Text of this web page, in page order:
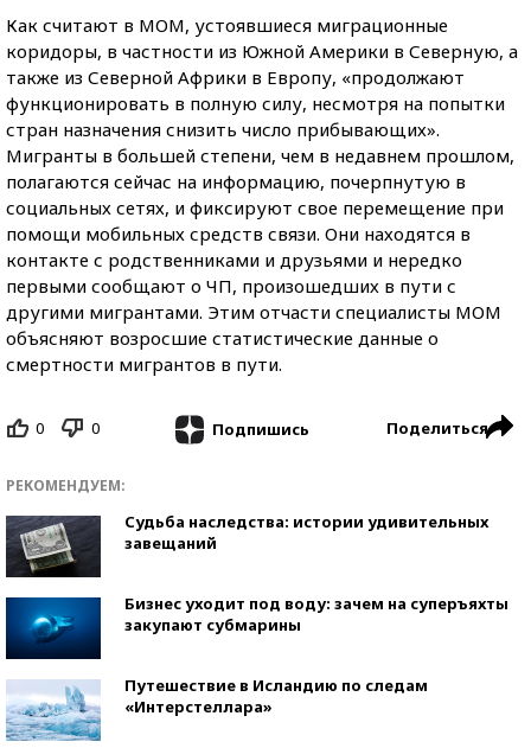
Как считают в МОМ, устоявшиеся миграционные
коридоры, в частности из Южной Америки в Северную, а
также из Северной Африки в Европу, «продолжают
функционировать в полную силу, несмотря на попытки
стран назначения снизить число прибывающих».
Мигранты в большей степени, чем в недавнем прошлом,
полагаются сейчас на информацию, почерпнутую в
социальных сетях, и фиксируют свое перемещение при
помощи мобильных средств связи. Они находятся в
контакте с родственниками и друзьями и нередко
первыми сообщают о ЧП, произошедших в пути с
другими мигрантами. Этим отчасти специалисты МОМ
объясняют возросшие статистические данные о
смертности мигрантов в пути.
0 0 Подпишись Поделиться
РЕКОМЕНДУЕМ:
Судьба наследства: истории удивительных
завещаний
Бизнес уходит под воду: зачем на суперъяхты
закупают субмарины
Путешествие в Исландию по следам
«Интерстеллара»